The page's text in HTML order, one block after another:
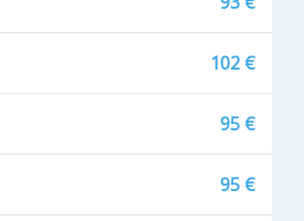
102 €
95 €
95 €